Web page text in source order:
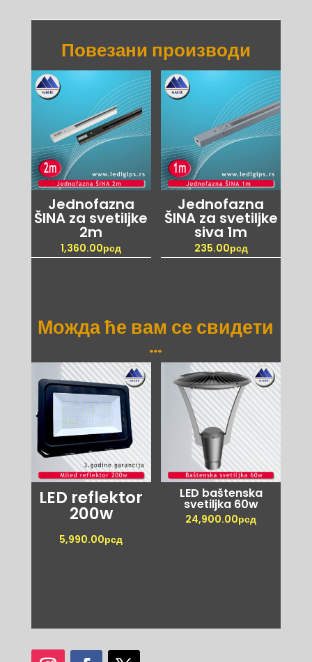
Повезани производи
Jednofazna
ŠINA za svetiljke
2m
1,360.00рсд
Jednofazna
ŠINA za svetiljke
siva 1m
235.00рсд
Можда ће вам се свидети
…
LED reflektor
200w
5,990.00рсд
LED baštenska
svetiljka 60w
24,900.00рсд